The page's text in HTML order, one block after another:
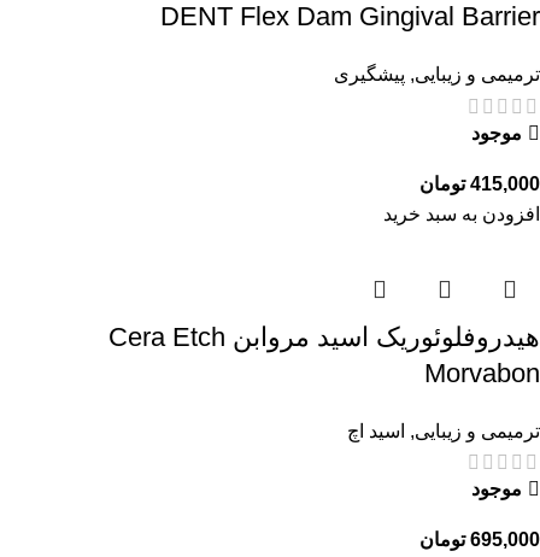
DENT Flex Dam Gingival Barrier
ترمیمی و زیبایی, پیشگیری
موجود
415,000 تومان
افزودن به سبد خرید
هیدروفلوئوریک اسید مروابن Cera Etch
Morvabon
ترمیمی و زیبایی, اسید اچ
موجود
695,000 تومان